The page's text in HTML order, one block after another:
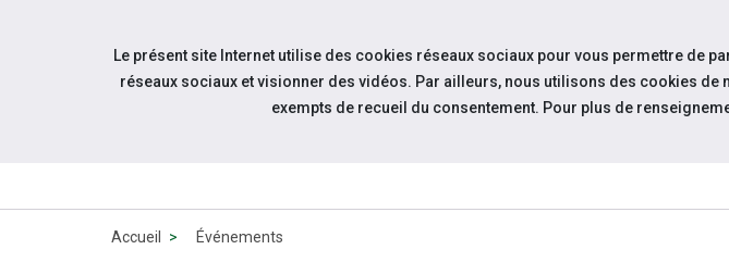
Aller au contenu
Accueil Événements
Le présent site Internet utilise des cookies réseaux sociaux pour vous permettre de
réseaux sociaux et visionner des vidéos. Par ailleurs, nous utilisons des cookies de
exempts de recueil du consentement. Pour plus de